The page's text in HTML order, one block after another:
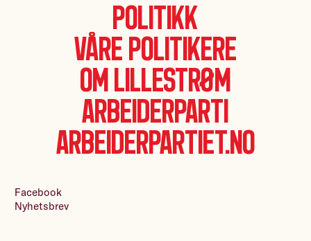
Politikk
Våre politikere
Om Lillestrøm
Arbeiderparti
Arbeiderpartiet.no
Facebook
Nyhetsbrev